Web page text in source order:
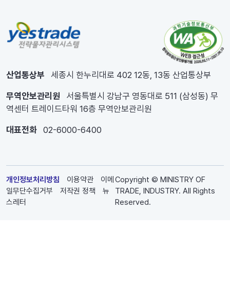
산업통상부 세종시 한누리대로 402 12동, 13동 산업통상부
무역안보관리원
서울특별시 강남구 영동대로 511 (삼성동) 무
역센터 트레이드타워 16층 무역안보관리원
대표전화 02-6000-6400
개인정보처리방침 이용약관
이메
일무단수집거부
저작권 정책
뉴
스레터
Copyright © MINISTRY OF
TRADE, INDUSTRY. All Rights
Reserved.